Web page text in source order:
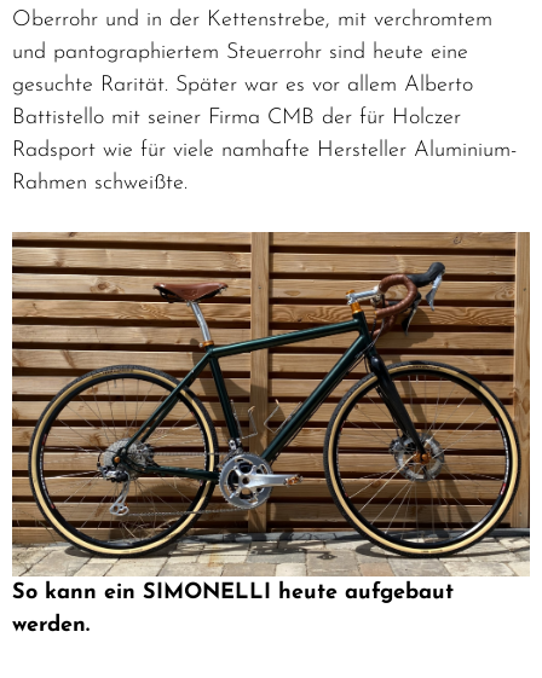
Oberrohr und in der Kettenstrebe, mit verchromtem
und pantographiertem Steuerrohr sind heute eine
gesuchte Rarität. Später war es vor allem Alberto
Battistello mit seiner Firma CMB der für Holczer
Radsport wie für viele namhafte Hersteller Aluminium-
Rahmen schweißte.
So kann ein SIMONELLI heute aufgebaut
werden.